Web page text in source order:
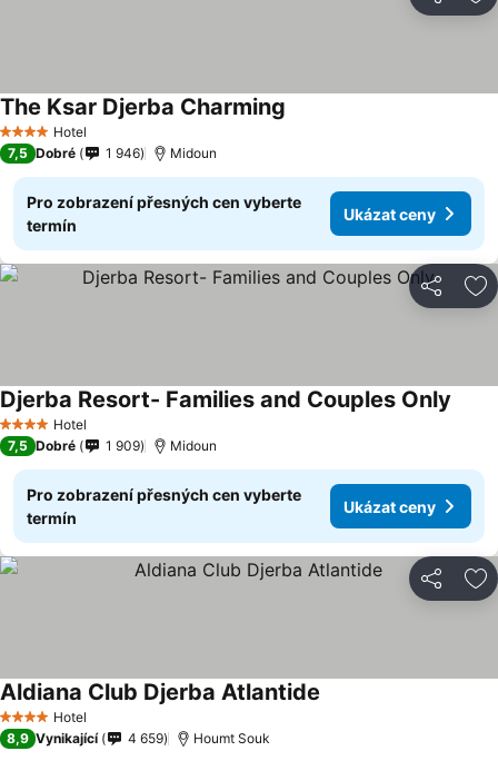
4 Počet hvězdiček
Hotel
The Ksar Djerba Charming
7,5 Dobré 1 946 Midoun
Pro zobrazení přesných cen vyberte
termín
Ukázat ceny
Sdílet
4 Počet hvězdiček
Hotel
Djerba Resort- Families and Couples Only
7,5 Dobré 1 909 Midoun
Pro zobrazení přesných cen vyberte
termín
Ukázat ceny
Sdílet
4 Počet hvězdiček
Hotel
Aldiana Club Djerba Atlantide
8,9 Vynikající 4 659 Houmt Souk